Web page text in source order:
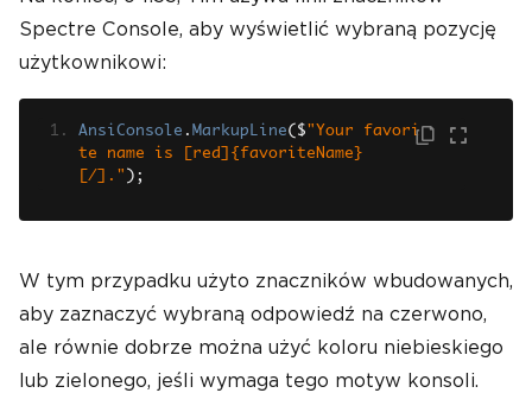
Spectre Console, aby wyświetlić wybraną pozycję
użytkownikowi:
AnsiConsole . MarkupLine( $ "Your favori
te name is [red]{favoriteName}
[/]." );
W tym przypadku użyto znaczników wbudowanych,
aby zaznaczyć wybraną odpowiedź na czerwono,
ale równie dobrze można użyć koloru niebieskiego
lub zielonego, jeśli wymaga tego motyw konsoli.